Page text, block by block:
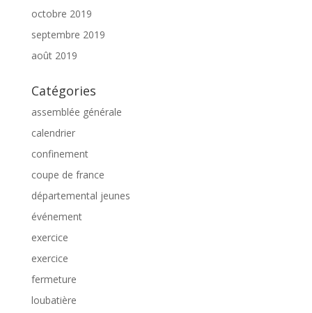
octobre 2019
septembre 2019
août 2019
Catégories
assemblée générale
calendrier
confinement
coupe de france
départemental jeunes
événement
exercice
exercice
fermeture
loubatière